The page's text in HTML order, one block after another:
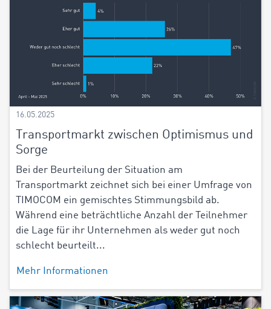
16.05.2025
Transportmarkt zwischen Optimismus und
Sorge
Bei der Beurteilung der Situation am
Transportmarkt zeichnet sich bei einer Umfrage von
TIMOCOM ein gemischtes Stimmungsbild ab.
Während eine beträchtliche Anzahl der Teilnehmer
die Lage für ihr Unternehmen als weder gut noch
schlecht beurteilt...
Mehr Informationen